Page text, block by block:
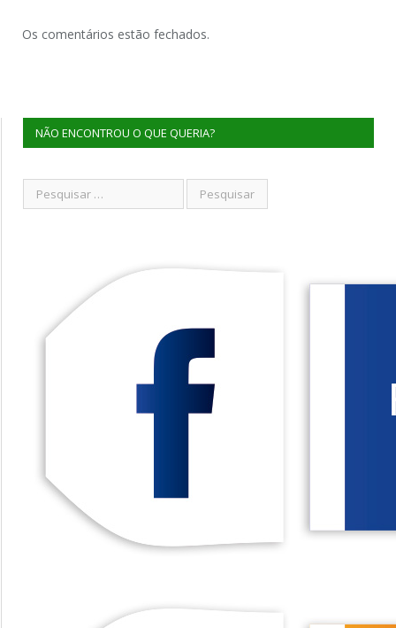
Os comentários estão fechados.
NÃO ENCONTROU O QUE QUERIA?